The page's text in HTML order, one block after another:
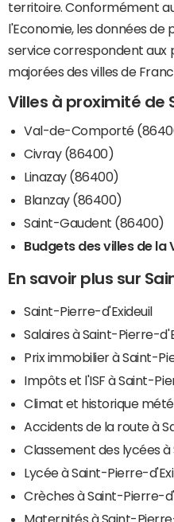
territoire. Conformément
l'Economie, les données de
service correspondent aux
majorées des villes de
Villes à proximité de
Val-de-Comporté
Civray (86400)
Linazay (86400)
Blanzay (86400)
Saint-Gaudent (86400)
Budgets des villes de la
En savoir plus sur
Saint-Pierre-d'Exideuil
Salaires à Saint-Pierre-
Prix immobilier à Saint-
Impôts et l'ISF à Saint-
Climat et historique
Accidents de la route à
Classement des lycées
Lycée à Saint-Pierre-
Crèches à Saint-Pierre-
Maternités à Saint-